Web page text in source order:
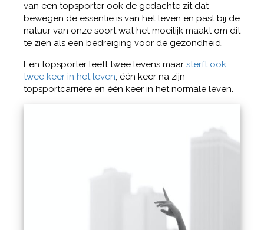
van een topsporter ook de gedachte zit dat
bewegen de essentie is van het leven en past bij de
natuur van onze soort wat het moeilijk maakt om dit
te zien als een bedreiging voor de gezondheid.
Een topsporter leeft twee levens maar sterft ook
twee keer in het leven, één keer na zijn
topsportcarrière en één keer in het normale leven.